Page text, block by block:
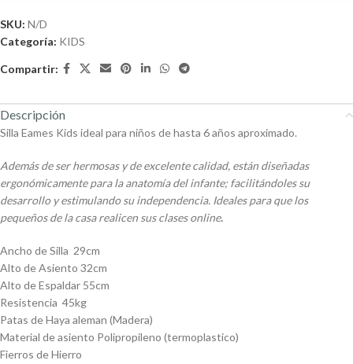
SKU: N/D
Categoría: KIDS
Compartir:
Descripción
Silla Eames Kids ideal para niños de hasta 6 años aproximado.
Además de ser hermosas y de excelente calidad, están diseñadas
ergonómicamente para la anatomía del infante; facilitándoles su
desarrollo y estimulando su independencia. Ideales para que los
pequeños de la casa realicen sus clases online.
Ancho de Silla 29cm
Alto de Asiento 32cm
Alto de Espaldar 55cm
Resistencia 45kg
Patas de Haya aleman (Madera)
Material de asiento Polipropileno (termoplastico)
Fierros de Hierro